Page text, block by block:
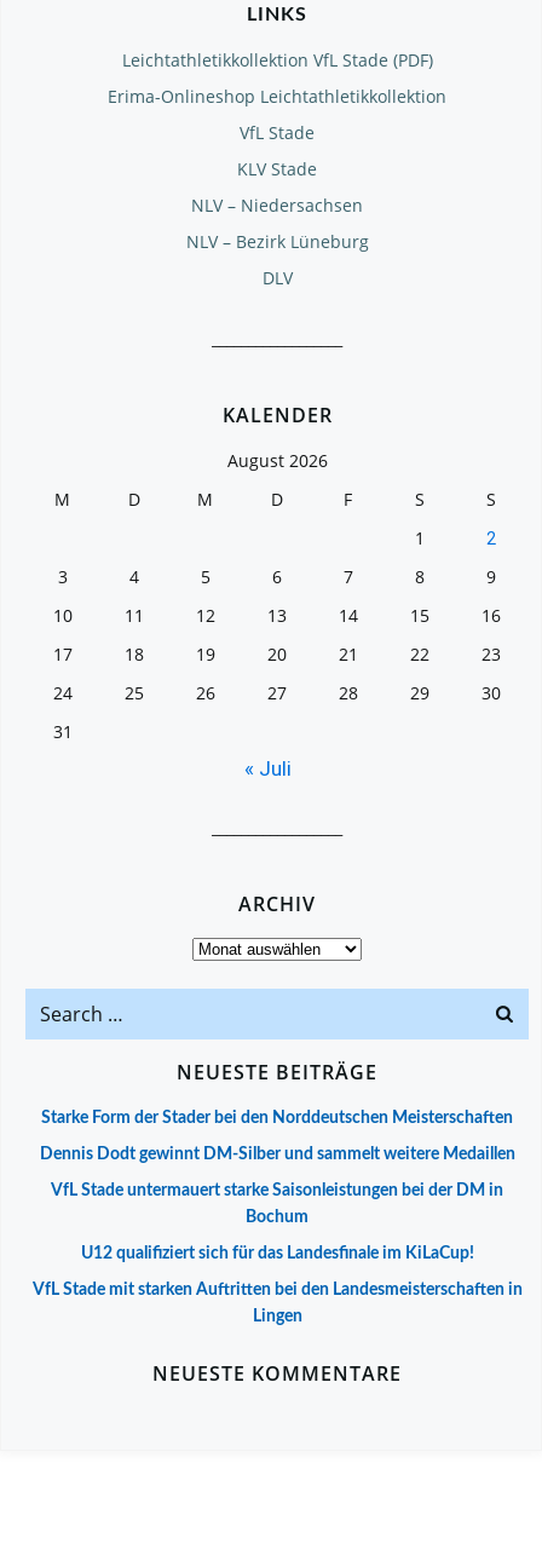
LINKS
Leichtathletikkollektion VfL Stade (PDF)
Erima-Onlineshop Leichtathletikkollektion
VfL Stade
KLV Stade
NLV – Niedersachsen
NLV – Bezirk Lüneburg
DLV
KALENDER
August 2026
M
D M D F S
S
1
2
3 4 5 6 7 8
9
10
11 12 13 14 15
16
17
18 19 20 21 22
23
24
25 26 27 28 29
30
31
« Juli
ARCHIV
Archiv
Search
for:
NEUESTE BEITRÄGE
Starke Form der Stader bei den Norddeutschen Meisterschaften
Dennis Dodt gewinnt DM-Silber und sammelt weitere Medaillen
VfL Stade untermauert starke Saisonleistungen bei der DM in
Bochum
U12 qualifiziert sich für das Landesfinale im KiLaCup!
VfL Stade mit starken Auftritten bei den Landesmeisterschaften in
Lingen
NEUESTE KOMMENTARE